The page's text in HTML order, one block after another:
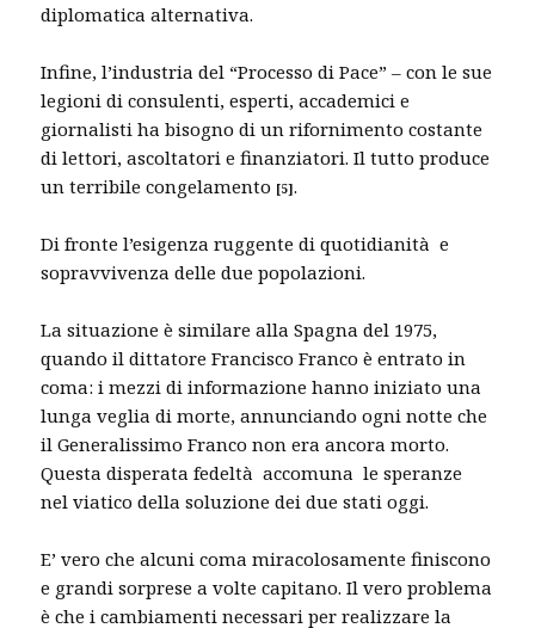
diplomatica alternativa.
Infine, l’industria del “Processo di Pace” – con le sue
legioni di consulenti, esperti, accademici e
giornalisti ha bisogno di un rifornimento costante
di lettori, ascoltatori e finanziatori. Il tutto produce
un terribile congelamento [5].
Di fronte l’esigenza ruggente di quotidianità e
sopravvivenza delle due popolazioni.
La situazione è similare alla Spagna del 1975,
quando il dittatore Francisco Franco è entrato in
coma: i mezzi di informazione hanno iniziato una
lunga veglia di morte, annunciando ogni notte che
il Generalissimo Franco non era ancora morto.
Questa disperata fedeltà accomuna le speranze
nel viatico della soluzione dei due stati oggi.
E’ vero che alcuni coma miracolosamente finiscono
e grandi sorprese a volte capitano. Il vero problema
è che i cambiamenti necessari per realizzare la